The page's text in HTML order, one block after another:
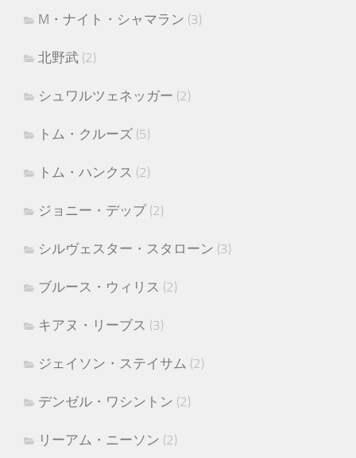
M・ナイト・シャマラン (3)
北野武 (2)
シュワルツェネッガー (2)
トム・クルーズ (5)
トム・ハンクス (2)
ジョニー・デップ(2)
シルヴェスター・スタローン (3)
ブルース・ウィリス (2)
キアヌ・リーブス (3)
ジェイソン・ステイサム (2)
デンゼル・ワシントン (2)
リーアム・ニーソン (2)